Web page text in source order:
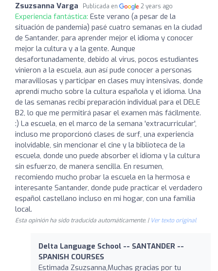
Zsuzsanna Varga Publicada en 2 years ago
Experiencia fantástica: Este verano (a pesar de la
situación de pandemia) pasé cuatro semanas en la ciudad
de Santander, para aprender mejor el idioma y conocer
mejor la cultura y a la gente. Aunque
desafortunadamente, debido al virus, pocos estudiantes
vinieron a la escuela, aun así pude conocer a personas
maravillosas y participar en clases muy intensivas, donde
aprendí mucho sobre la cultura española y el idioma. Una
de las semanas recibí preparación individual para el DELE
B2, lo que me permitirá pasar el examen más fácilmente.
:) La escuela, en el marco de la semana 'extracurricular',
incluso me proporcionó clases de surf, una experiencia
inolvidable, sin mencionar el cine y la biblioteca de la
escuela, donde uno puede absorber el idioma y la cultura
sin esfuerzo, de manera sencilla. En resumen,
recomiendo mucho probar la escuela en la hermosa e
interesante Santander, donde pude practicar el verdadero
español castellano incluso en mi hogar, con una familia
local.
Esta opinión ha sido traducida automáticamente. | Ver texto original
Delta Language School -- SANTANDER --
SPANISH COURSES
Estimada Zsuzsanna,Muchas gracias por tu